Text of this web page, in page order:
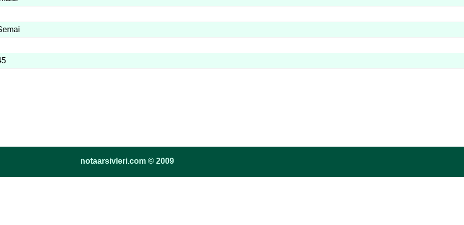
notaarsivleri.com © 2009